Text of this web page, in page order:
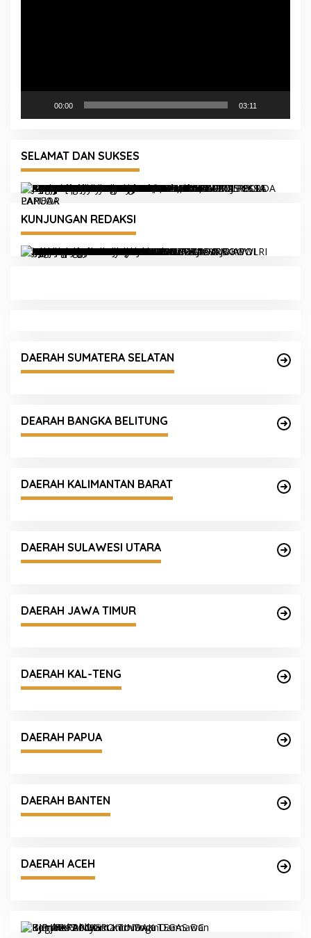
00:00 03:11
SELAMAT DAN SUKSES
KUNJUNGAN REDAKSI
DAERAH SUMATERA SELATAN
DEARAH BANGKA BELITUNG
DAERAH KALIMANTAN BARAT
DAERAH SULAWESI UTARA
DAERAH JAWA TIMUR
DAERAH KAL-TENG
DAERAH PAPUA
DAERAH BANTEN
DAERAH ACEH